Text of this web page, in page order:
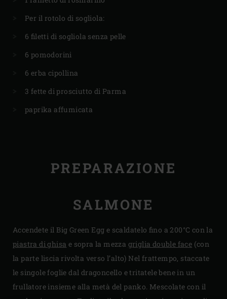
Per il rotolo di sogliola:
6 filetti di sogliola senza pelle
6 pomodorini
6 erba cipollina
3 fette di prosciutto di Parma
paprika affumicata
PREPARAZIONE
SALMONE
Accendete il Big Green Egg e scaldatelo fino a 200°C con la
piastra di ghisa e sopra la mezza griglia double face (con
la parte liscia rivolta verso l’alto) Nel frattempo, staccate
le singole foglie dal dragoncello e tritatele bene in un
frullatore insieme alla metà del panko. Mescolate con il